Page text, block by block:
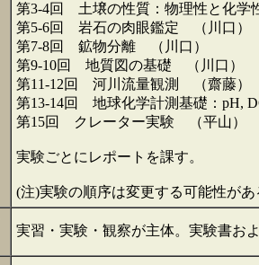
第3-4回 土壌の性質：物理性と化
第5-6回 岩石の肉眼鑑定 （川口）
第7-8回 鉱物分離 （川口）
第9-10回 地質図の基礎 （川口）
第11-12回 河川流量観測 （齋藤）
第13-14回 地球化学計測基礎：pH,
第15回 クレーター実験 （平山）
実験ごとにレポートを課す。
(注)実験の順序は変更する可能性が
実習・実験・観察が主体。実験書お